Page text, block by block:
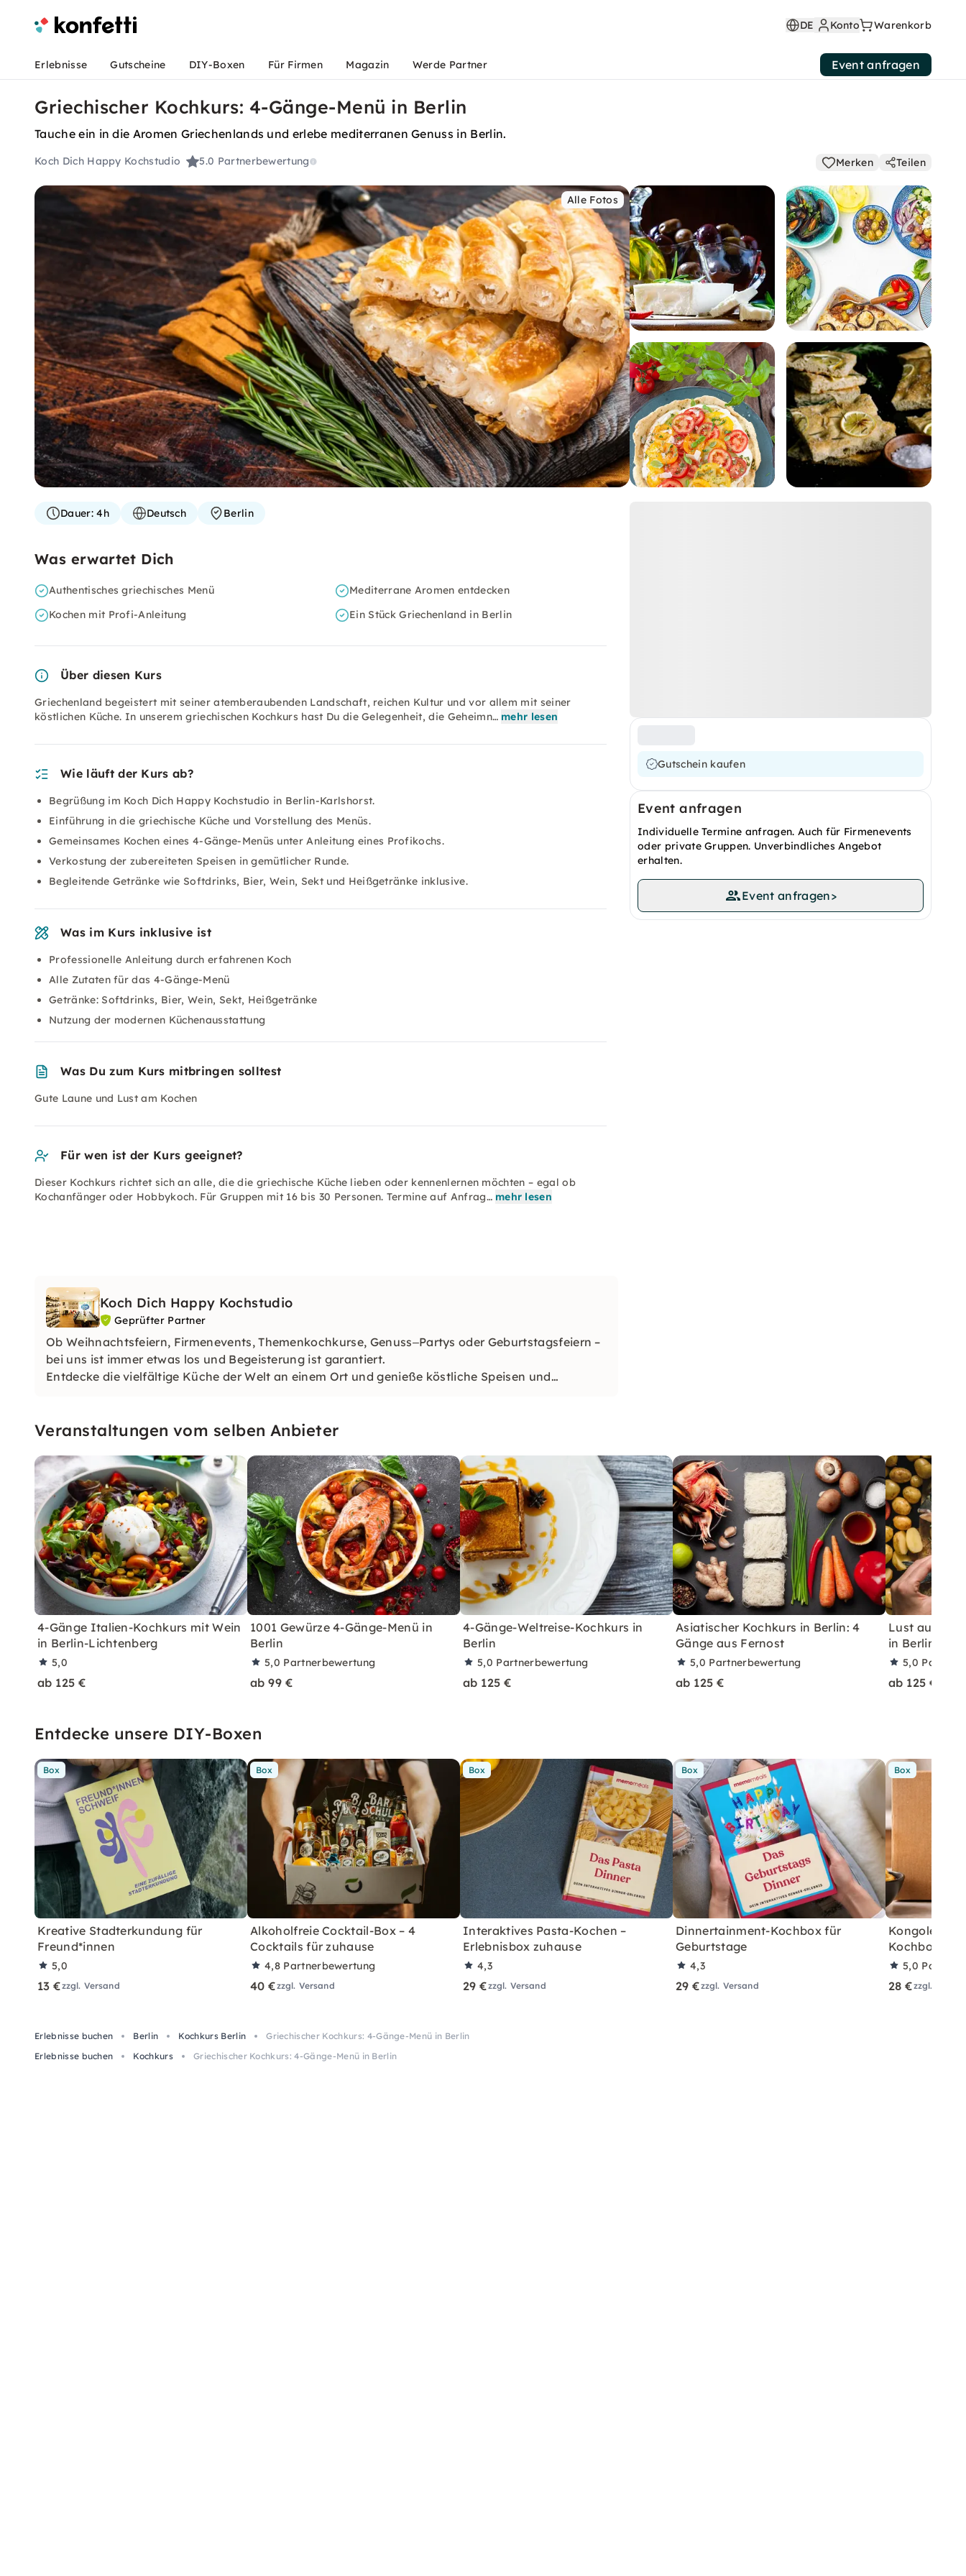
DE Konto Warenkorb
Erlebnisse Gutscheine DIY-Boxen Für Firmen Magazin Werde Partner Event anfragen
Griechischer Kochkurs: 4-Gänge-Menü in Berlin
Tauche ein in die Aromen Griechenlands und erlebe mediterranen Genuss in Berlin.
Koch Dich Happy Kochstudio 5.0 Partnerbewertung Merken Teilen
Alle Fotos
Gutschein kaufen
Event anfragen
Individuelle Termine anfragen. Auch für Firmenevents
oder private Gruppen. Unverbindliches Angebot
erhalten.
Event anfragen>
Dauer:4h Deutsch Berlin
Was erwartet Dich
Authentisches griechisches Menü
Mediterrane Aromen entdecken
Kochen mit Profi-Anleitung
Ein Stück Griechenland in Berlin
Über diesen Kurs
Griechenland begeistert mit seiner atemberaubenden Landschaft, reichen Kultur und vor allem mit seiner
köstlichen Küche. In unserem griechischen Kochkurs hast Du die Gelegenheit, die Geheimn… mehr lesen
Wie läuft der Kurs ab?
Begrüßung im Koch Dich Happy Kochstudio in Berlin-Karlshorst.
Einführung in die griechische Küche und Vorstellung des Menüs.​
Gemeinsames Kochen eines 4-Gänge-Menüs unter Anleitung eines Profikochs.​
Verkostung der zubereiteten Speisen in gemütlicher Runde.​
Begleitende Getränke wie Softdrinks, Bier, Wein, Sekt und Heißgetränke inklusive.
Was im Kurs inklusive ist
Professionelle Anleitung durch erfahrenen Koch
Alle Zutaten für das 4-Gänge-Menü
Getränke: Softdrinks, Bier, Wein, Sekt, Heißgetränke
Nutzung der modernen Küchenausstattung
Was Du zum Kurs mitbringen solltest
Gute Laune und Lust am Kochen
Für wen ist der Kurs geeignet?
Dieser Kochkurs richtet sich an alle, die die griechische Küche lieben oder kennenlernen möchten – egal ob
Kochanfänger oder Hobbykoch. Für Gruppen mit 16 bis 30 Personen. Termine auf Anfrag… mehr lesen
Koch Dich Happy Kochstudio
Geprüfter Partner
Ob Weihnachtsfeiern, Firmenevents, Themenkochkurse, Genuss‒Partys oder Geburtstagsfeiern –
bei uns ist immer etwas los und Begeisterung ist garantiert.
Entdecke die vielfältige Küche der Welt an einem Ort und genieße köstliche Speisen und
Veranstaltungen vom selben Anbieter
4-Gänge Italien-Kochkurs mit Wein
in Berlin-Lichtenberg
5,0
ab 125 €
1001 Gewürze 4-Gänge-Menü in
Berlin
5,0 Partnerbewertung
ab 99 €
4-Gänge-Weltreise-Kochkurs in
Berlin
5,0 Partnerbewertung
ab 125 €
Asiatischer Kochkurs in Berlin: 4
Gänge aus Fernost
5,0 Partnerbewertung
ab 125 €
Lust auf
in Berlin
5,0
ab 125 €
Entdecke unsere DIY-Boxen
Box
Kreative Stadterkundung für
Freund*innen
5,0
13 €zzgl. Versand
Box
Alkoholfreie Cocktail-Box – 4
Cocktails für zuhause
4,8 Partnerbewertung
40 €zzgl. Versand
Box
Interaktives Pasta-Kochen –
Erlebnisbox zuhause
4,3
29 €zzgl. Versand
Box
Dinnertainment-Kochbox für
Geburtstage
4,3
29 €zzgl. Versand
Box
Kochbox für
5,0
28 €zzgl.
Erlebnisse buchen Berlin Kochkurs Berlin
Griechischer Kochkurs: 4-Gänge-Menü in Berlin
Erlebnisse buchen
Kochkurs Griechischer Kochkurs: 4-Gänge-Menü in Berlin